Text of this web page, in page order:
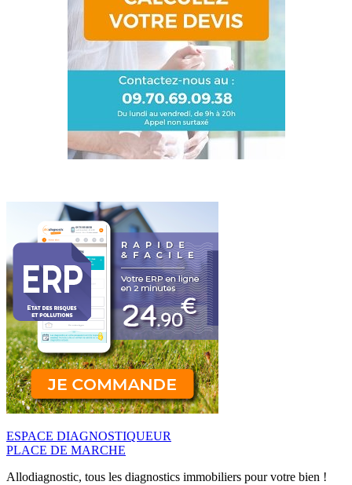
ESPACE DIAGNOSTIQUEUR
PLACE DE MARCHE
Allodiagnostic, tous les diagnostics immobiliers pour votre bien !